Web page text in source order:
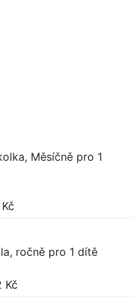
Měsíčně pro 1
Kč
ročně pro 1 dítě
Kč